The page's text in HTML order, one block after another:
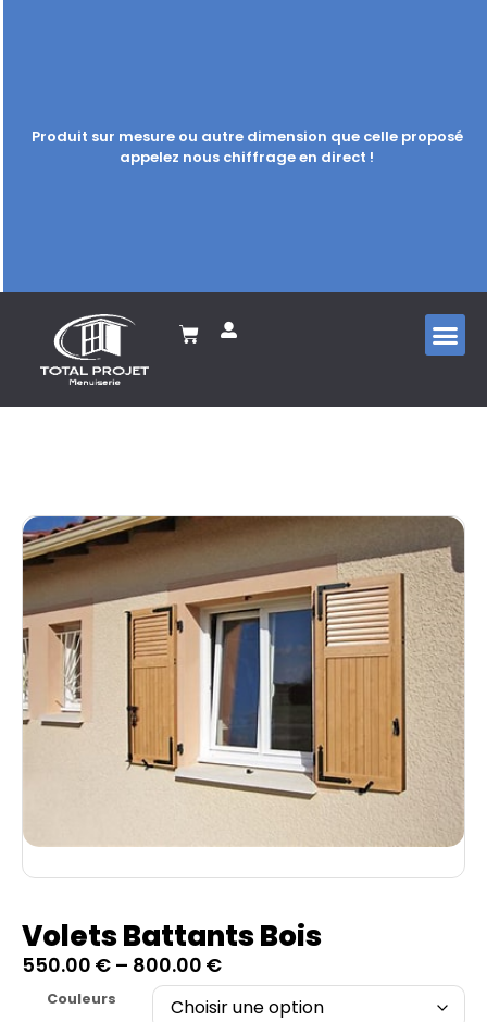
Produit sur mesure ou autre dimension que celle proposé
appelez nous chiffrage en direct !
Volets Battants Bois
550.00 € – 800.00 €
Couleurs